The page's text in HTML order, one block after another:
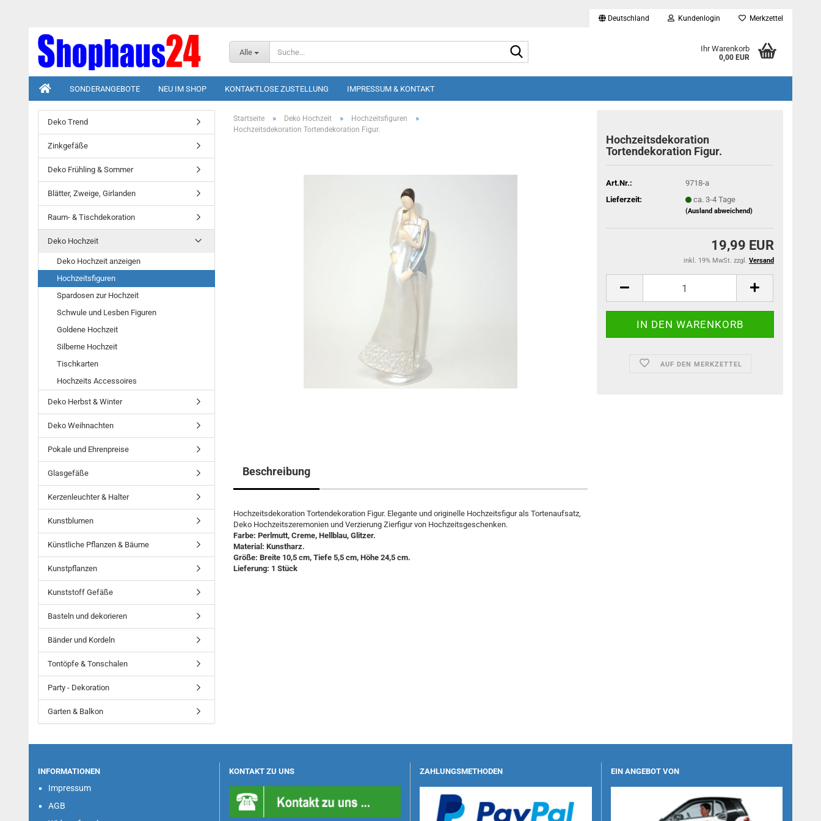
Deutschland Kundenlogin Merkzettel
Alle Ihr Warenkorb
0,00 EUR
SONDERANGEBOTE NEU IM SHOP KONTAKTLOSE ZUSTELLUNG IMPRESSUM & KONTAKT
Startseite » Deko Hochzeit » Hochzeitsfiguren »
Hochzeitsdekoration Tortendekoration Figur.
Hochzeitsdekoration
Tortendekoration Figur.
Art.Nr.:
9718-a
Lieferzeit:
ca. 3-4 Tage
(Ausland abweichend)
19,99 EUR
inkl. 19% MwSt. zzgl. Versand
AUF DEN MERKZETTEL
Beschreibung
Hochzeitsdekoration Tortendekoration Figur. Elegante und originelle Hochzeitsfigur als Tortenaufsatz,
Deko Hochzeitszeremonien und Verzierung Zierfigur von Hochzeitsgeschenken.
Farbe: Perlmutt, Creme, Hellblau, Glitzer.
Material: Kunstharz.
Größe: Breite 10,5 cm, Tiefe 5,5 cm, Höhe 24,5 cm.
Lieferung: 1 Stück
Deko Trend
Zinkgefäße
Deko Frühling & Sommer
Blätter, Zweige, Girlanden
Raum- & Tischdekoration
Deko Hochzeit
Deko Hochzeit anzeigen
Hochzeitsfiguren
Spardosen zur Hochzeit
Schwule und Lesben Figuren
Goldene Hochzeit
Silberne Hochzeit
Tischkarten
Hochzeits Accessoires
Deko Herbst & Winter
Deko Weihnachten
Pokale und Ehrenpreise
Glasgefäße
Kerzenleuchter & Halter
Kunstblumen
Künstliche Pflanzen & Bäume
Kunstpflanzen
Kunststoff Gefäße
Basteln und dekorieren
Bänder und Kordeln
Tontöpfe & Tonschalen
Party - Dekoration
Garten & Balkon
INFORMATIONEN
Impressum
AGB
KONTAKT ZU UNS ZAHLUNGSMETHODEN EIN ANGEBOT VON